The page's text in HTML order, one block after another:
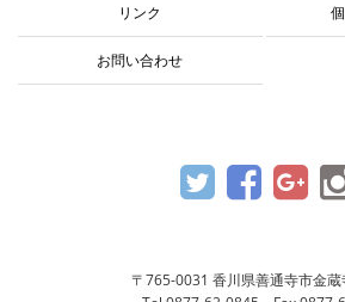
リンク
お問い合わせ
〒765-0031 香川県善通寺市金